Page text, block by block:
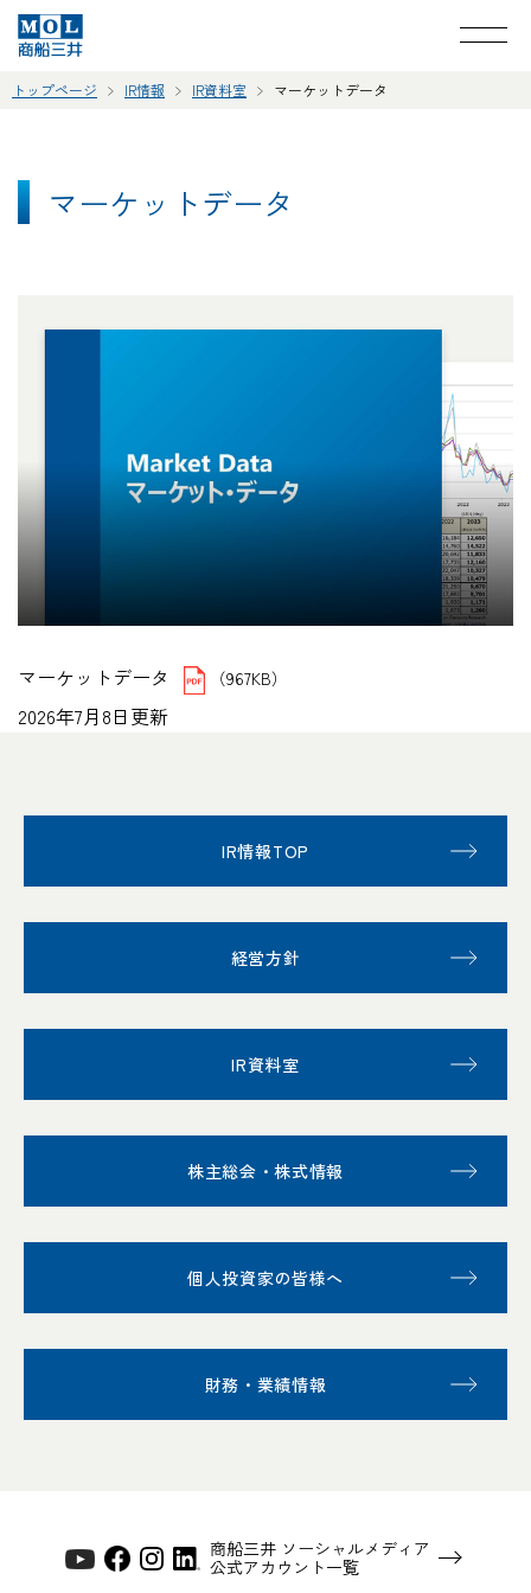
トップページ IR情報 IR資料室 マーケットデータ
マーケットデータ
マーケットデータ （967KB）
2026年7月8日更新
IR情報TOP
経営方針
IR資料室
株主総会・株式情報
個人投資家の皆様へ
財務・業績情報
商船三井 ソーシャルメディア
公式アカウント一覧